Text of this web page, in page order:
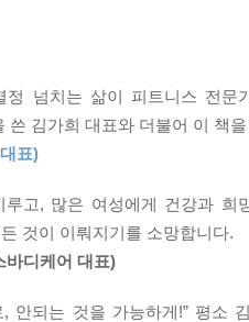
줄 무기다. 잊지 말자. 이 모든
만큼의 보상을 제공한다. 못하
멋진 결과를 만들기를 바란다
일지, 나를 뽑아먹는 ‘이용’으
가 큽니다. 팔과 다리의 각도
름, 체중 정체와 같은 부작용
지한 적이 있습니다. 보디빌더
심히 할수록 건강은 더 나빠지는
의 몸은 여성의 몸을 깊이 공부
정 넘치는 삶이 피트니스 전
쓴 김가희 대표와 더불어 이 책
표)
루고, 많은 여성에게 건강과 희
것이 이뤄지기를 소망합니다.
바디케어 대표)
, 안되는 것을 가능하게!” 평소